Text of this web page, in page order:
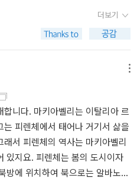
뒤퐁록과 랄로의 주해서를 같이
번역본이 있기는 하지만, 전 일
으로도 권위 있는 장자 연구자
장자 - 고대 중국의 실존주의>는
와 풍부한 원전 인용으로, 방대
니다. 그리고 이 책 후반부에 실려
자와 장자와의 차이점까지 짚을
나가 미츠지의 <장자 내편>도 따
로서는 가장 좋은 것은 한국인이
자 강의>도 같이 읽어봐야겠습니
인간의 '사악함'을 드러내는 것이
은 몇 명의 소년들이 무법의 악
면서 우리 자신이 '바알'과 같이 악
, 나무위키: 파리 대왕(소설) 브
벗겨내고 원래의 명칭인 높은
을 찾아주려 한다. 브레
남겨진다면 무슨 일이 일어날지 궁
향이 있었고, 어린 자신을 때리
가 실세계에서는 어떤 모습일지
색하던 중 1977년 여섯 명의 소년
를 출발했다가 무인도에 좌초되어
하나의 집단적 감정에서 다른 하
동한 순간이라고 보았다. 토크빌
이 더 나아지기 시작하는 것을 보
지든 아니든 상관없이 자신의
다. 열광에서 절망으로 시계추가
오지 않고 있다는 인식(의미론적
있었다. 터널 효과는 환희의 첫
기를 나타낸다. 그리고 터널 효과
가 분노로 바뀌었다. 정작 놀라
널리 퍼져 있는 안정성”이라고
더보기
니다. 마키아벨리는 이탈리아 르
피렌체에서 태어나 거기서 삶을
서 피렌체의 역사는 마키아벨리
있지요. 피렌체는 봄의 도시이자
방에 위치하여 북으로는 알바노